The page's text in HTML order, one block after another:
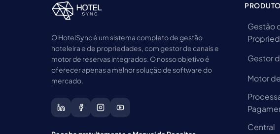
O HotelSync é um sistema completo de gestão
hoteleira e de propriedades, com gestor de canais e
motor de reservas integrados. O nosso objetivo é
oferecer apenas a melhor solução de software do
mercado.
Gestão
Gestor
Motor
Central